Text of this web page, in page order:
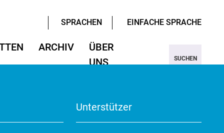
SPRACHEN EINFACHE SPRACHE
ARCHIV
ÜBER
UNS
Unterstützer
SUCHEN